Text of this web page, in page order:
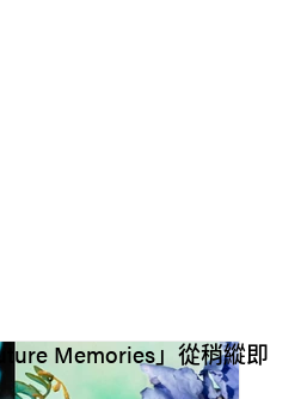
Memories」從稍縱即